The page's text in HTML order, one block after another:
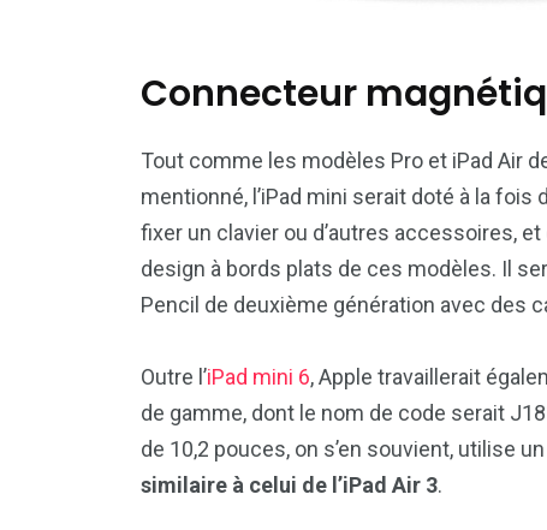
Connecteur
Tout comme les modèles Pro et iPad Air
mentionné, l’iPad mini serait doté à la fois
fixer un clavier ou d’autres accessoires,
design à bords plats de ces modèles. Il
Pencil de deuxième génération avec des
Outre l’iPad mini 6, Apple travaillerait
de gamme, dont le nom de code serait
de 10,2 pouces, on s’en souvient, utilise
similaire à celui de l’iPad Air 3.